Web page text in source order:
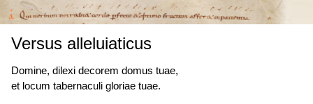
Versus alleluiaticus
Domine, dilexi decorem domus tuae,
et locum tabernaculi gloriae tuae.